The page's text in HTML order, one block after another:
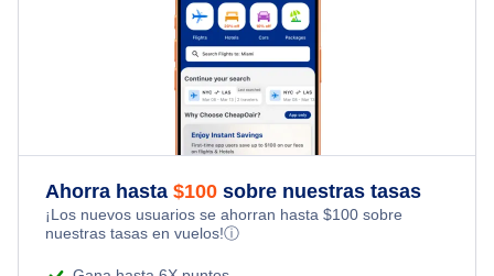
Ahorra hasta $100 sobre nuestras tasas
¡Los nuevos usuarios se ahorran hasta $100 sobre
nuestras tasas en vuelos!ⓘ